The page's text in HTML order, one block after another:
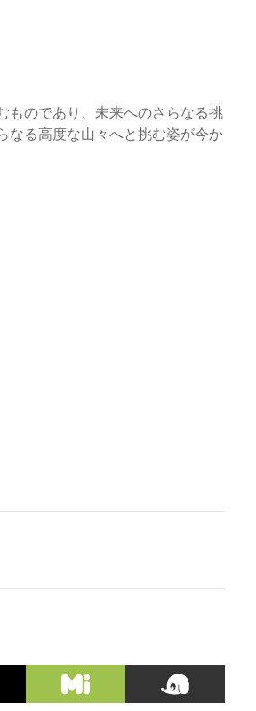
ものであり、未来へのさらなる挑
なる高度な山々へと挑む姿が今か